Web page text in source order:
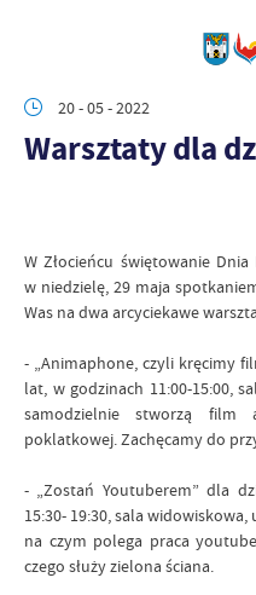
20 - 05 - 2022
Warsztaty dla
W Złocieńcu świętowanie
w niedzielę, 29 maja
Was na dwa arcyciekawe
- „Animaphone, czyli kręcimy
lat, w godzinach 11:00-15:00,
samodzielnie stworzą film
poklatkowej. Zachęcamy do
- „Zostań Youtuberem” dla
15:30- 19:30, sala
na czym polega praca
czego służy zielona ściana.